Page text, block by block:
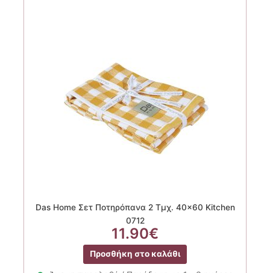
Das Home Σετ Ποτηρόπανα 2 Τμχ. 40×60 Kitchen
0712
11.90€
Προσθήκη στο καλάθι